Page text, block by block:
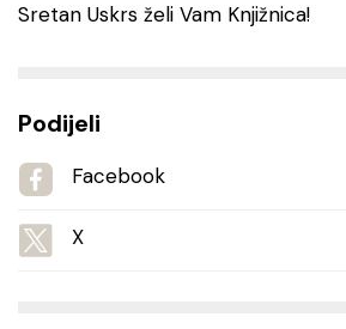
Sretan Uskrs želi Vam Knjižnica!
Podijeli
Facebook
X